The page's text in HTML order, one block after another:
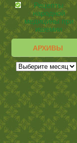
Рецепты
народной
медицины при
ишемии
АРХИВЫ